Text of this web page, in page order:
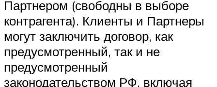
Партнером (свободны в выборе
контрагента). Клиенты и Партнеры
могут заключить договор, как
предусмотренный, так и не
предусмотренный
законодательством РФ, включая